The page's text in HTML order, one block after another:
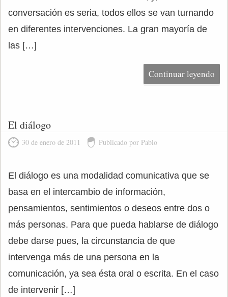
conversación es seria, todos ellos se van turnando
en diferentes intervenciones. La gran mayoría de
las […]
Continuar leyendo
El diálogo
30 de enero de 2011 Publicado por Pablo
El diálogo es una modalidad comunicativa que se
basa en el intercambio de información,
pensamientos, sentimientos o deseos entre dos o
más personas. Para que pueda hablarse de diálogo
debe darse pues, la circunstancia de que
intervenga más de una persona en la
comunicación, ya sea ésta oral o escrita. En el caso
de intervenir […]